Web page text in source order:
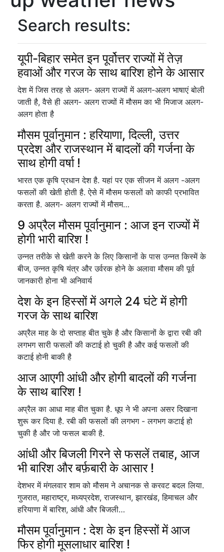
Search results:
यूपी-बिहार समेत इन पूर्वोत्तर राज्यों में तेज़
हवाओं और गरज के साथ बारिश होने के आसार
देश में जिस तरह से अलग- अलग राज्यों में अलग-अलग भाषाएं बोली
जाती है, वैसे ही अलग- अलग राज्यों में मौसम का भी मिजाज अलग-
अलग होता है
मौसम पूर्वानुमान : हरियाणा, दिल्ली, उत्तर
प्रदेश और राजस्थान में बादलों की गर्जना के
साथ होगी वर्षा !
भारत एक कृषि प्रधान देश है. यहां पर एक सीजन में अलग -अलग
फसलों की खेती होती है. ऐसे में मौसम फसलों को काफी प्रभावित
करता है. अलग- अलग राज्यों में मौसम…
9 अप्रैल मौसम पूर्वानुमान : आज इन राज्यों में
होगी भारी बारिश !
उन्नत तरीके से खेती करने के लिए किसानों के पास उन्नत किस्में के
बीज, उन्नत कृषि यंत्र और उर्वरक होने के अलावा मौसम की पूर्व
जानकारी होना भी अनिवार्य
देश के इन हिस्सों में अगले 24 घंटे में होगी
गरज के साथ बारिश
अप्रैल माह के दो सप्ताह बीत चुके है और किसानों के द्वारा रबी की
लगभग सारी फसलों की कटाई हो चुकी है और कई फसलों की
कटाई होनी बाकी है
आज आएगी आंधी और होगी बादलों की गर्जना
के साथ बारिश !
अप्रैल का आधा माह बीत चुका है. धूप ने भी अपना असर दिखाना
शुरू कर दिया है. रबी की फसलों की लगभग - लगभग कटाई हो
चुकी है और जो फसल बाकी है.
आंधी और बिजली गिरने से फसलें तबाह, आज
भी बारिश और बर्फ़बारी के आसार !
देशभर में मंगलवार शाम को मौसम ने अचानक से करवट बदल लिया.
गुजरात, महाराष्ट्र, मध्यप्रदेश, राजस्थान, झारखंड, हिमाचल और
हरियाणा में बारिश, आंधी और बिजली…
मौसम पूर्वानुमान : देश के इन हिस्सों में आज
फिर होगी मूसलाधार बारिश !